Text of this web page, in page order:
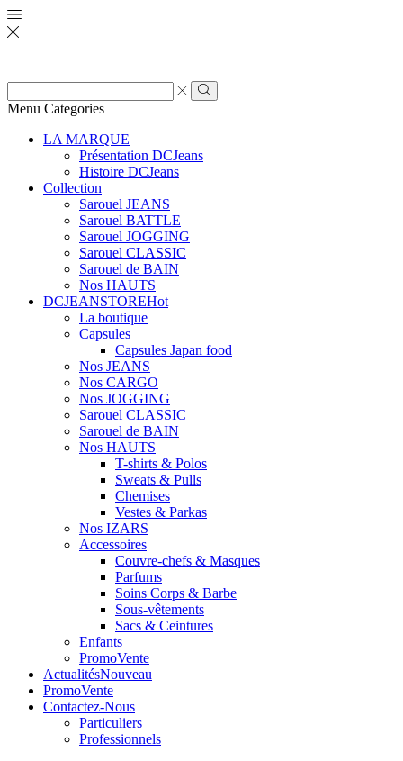
Zone
de
Rechercher
Menu Categories
LA MARQUE
Présentation DCJeans
Histoire DCJeans
Collection
Sarouel JEANS
Sarouel BATTLE
Sarouel JOGGING
Sarouel CLASSIC
Sarouel de BAIN
Nos HAUTS
DCJEANSTOREHot
La boutique
Capsules
Capsules Japan food
Nos JEANS
Nos CARGO
Nos JOGGING
Sarouel CLASSIC
Sarouel de BAIN
Nos HAUTS
T-shirts & Polos
Sweats & Pulls
Chemises
Vestes & Parkas
Nos IZARS
Accessoires
Couvre-chefs & Masques
Parfums
Soins Corps & Barbe
Sous-vêtements
Sacs & Ceintures
Enfants
PromoVente
ActualitésNouveau
PromoVente
Contactez-Nous
Particuliers
Professionnels